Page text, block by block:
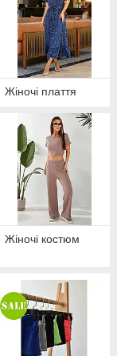
Жіночі плаття
Жіночі костюм